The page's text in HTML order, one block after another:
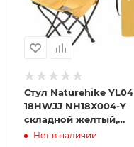
Стул Naturehike YL04
18HWJJ NH18X004-Y
складной желтый,
6927595775851
Нет в наличии